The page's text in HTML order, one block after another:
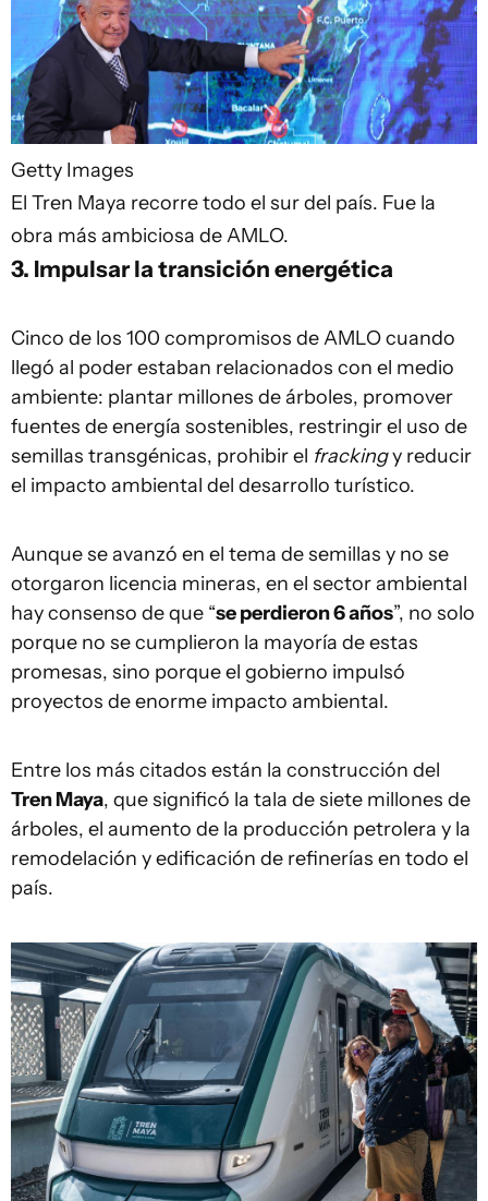
Getty Images
El Tren Maya recorre todo el sur del país. Fue la
obra más ambiciosa de AMLO.
3. Impulsar la transición energética
Cinco de los 100 compromisos de AMLO cuando
llegó al poder estaban relacionados con el medio
ambiente: plantar millones de árboles, promover
fuentes de energía sostenibles, restringir el uso de
semillas transgénicas, prohibir el frackingy reducir
el impacto ambiental del desarrollo turístico.
Aunque se avanzó en el tema de semillas y no se
otorgaron licencia mineras, en el sector ambiental
hay consenso de que “se perdieron 6 años”, no solo
porque no se cumplieron la mayoría de estas
promesas, sino porque el gobierno impulsó
proyectos de enorme impacto ambiental.
Entre los más citados están la construcción del
Tren Maya, que significó la tala de siete millones de
árboles, el aumento de la producción petrolera y la
remodelación y edificación de refinerías en todo el
país.